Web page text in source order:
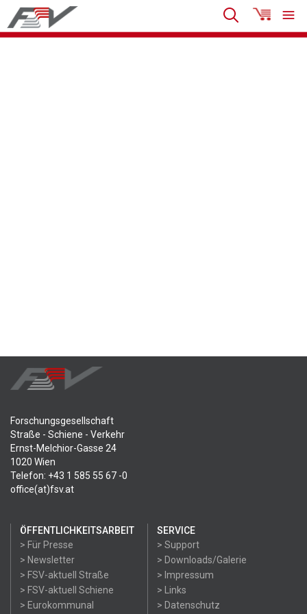
Forschungsgesellschaft
Straße - Schiene - Verkehr
Ernst-Melchior-Gasse 24
1020 Wien
Telefon: +43 1 585 55 67 -0
office(at)fsv.at
ÖFFENTLICHKEITSARBEIT
> Für Presse
> Newsletter
> FSV-aktuell Straße
> FSV-aktuell Schiene
> Eurokommunal
SERVICE
> Support
> Downloads/Galerie
> Impressum
> Links
> Datenschutz